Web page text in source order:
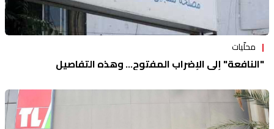
محلّيات
"النافعة" إلى الإضراب المفتوح... وهذه التفاصيل